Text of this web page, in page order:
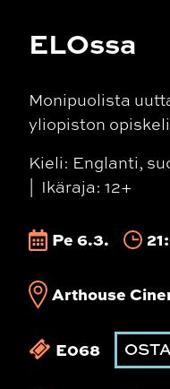
ELOssa
Monipuolista
yliopiston
Kieli: Englanti,
Ikäraja: 12+
Pe 6.3.
Arthouse
E068